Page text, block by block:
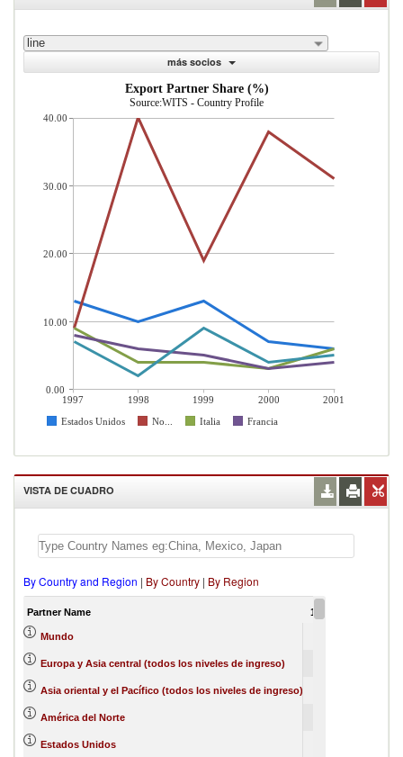
line
más socios
Export Partner Share (%)
Source:WITS - Country Profile
1997 1998 1999 2000
2001
Estados Unidos
No... Italia Francia
40.00
30.00
20.00
10.00
0.00
VISTA DE CUADRO
By Country and Region | By Country | By Region
Partner Name 1997
Mundo
Europa y Asia central (todos los niveles de ingreso)
Asia oriental y el Pacífico (todos los niveles de ingreso)
América del Norte
Estados Unidos